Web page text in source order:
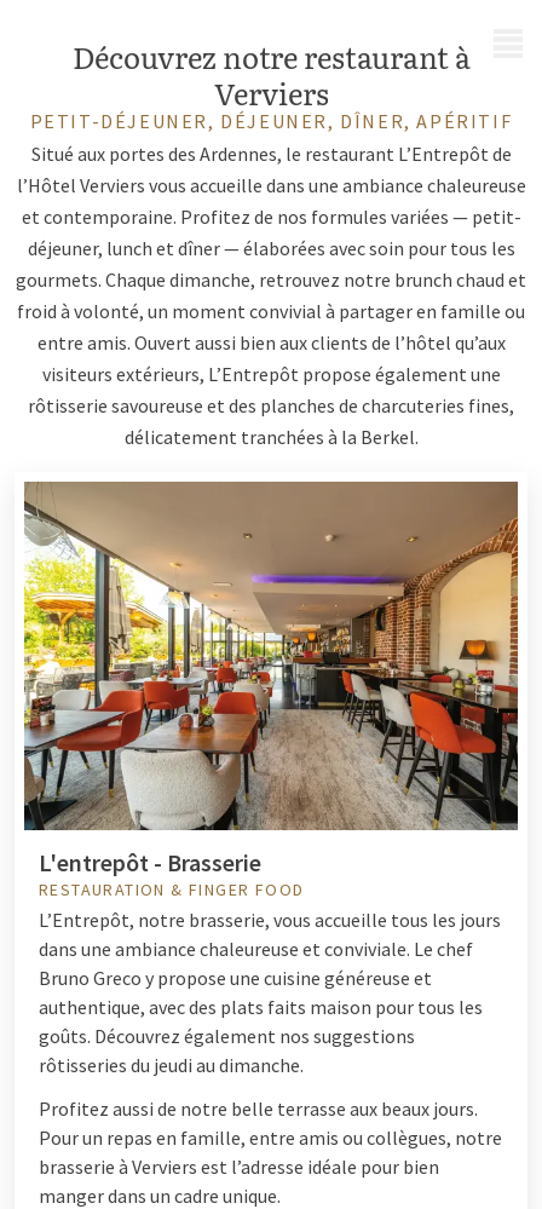
Découvrez notre restaurant à
Verviers
PETIT-DÉJEUNER, DÉJEUNER, DÎNER, APÉRITIF
Situé aux portes des Ardennes, le restaurant L’Entrepôt de
l’Hôtel Verviers vous accueille dans une ambiance chaleureuse
et contemporaine. Profitez de nos formules variées — petit-
déjeuner, lunch et dîner — élaborées avec soin pour tous les
gourmets. Chaque dimanche, retrouvez notre brunch chaud et
froid à volonté, un moment convivial à partager en famille ou
entre amis. Ouvert aussi bien aux clients de l’hôtel qu’aux
visiteurs extérieurs, L’Entrepôt propose également une
rôtisserie savoureuse et des planches de charcuteries fines,
délicatement tranchées à la Berkel.
L'entrepôt - Brasserie
RESTAURATION & FINGER FOOD
L’Entrepôt, notre brasserie, vous accueille tous les jours
dans une ambiance chaleureuse et conviviale. Le chef
Bruno Greco y propose une cuisine généreuse et
authentique, avec des plats faits maison pour tous les
goûts. Découvrez également nos suggestions
rôtisseries du jeudi au dimanche.
Profitez aussi de notre belle terrasse aux beaux jours.
Pour un repas en famille, entre amis ou collègues, notre
brasserie à Verviers est l’adresse idéale pour bien
manger dans un cadre unique.